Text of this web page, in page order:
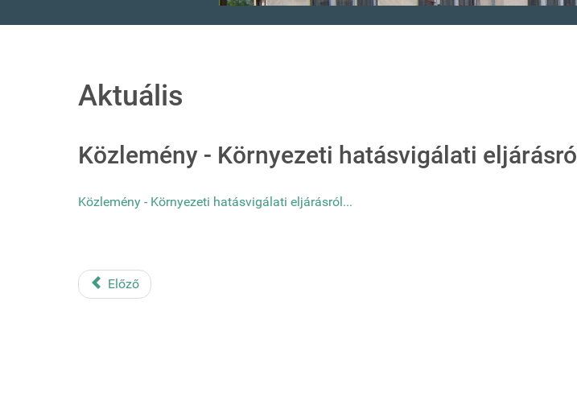
Aktuális
Közlemény - Környezeti hatásvigálati eljárásról
Közlemény - Környezeti hatásvigálati eljárásról...
Előző